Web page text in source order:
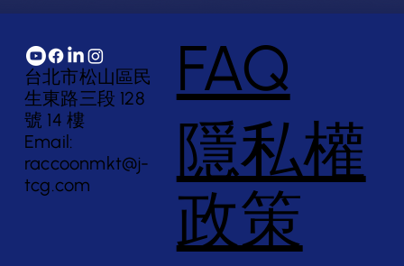
台北市松山區民
生東路三段 128
號 14 樓
Email:
raccoonmkt@j-
tcg.com
FAQ
隱私權
政策